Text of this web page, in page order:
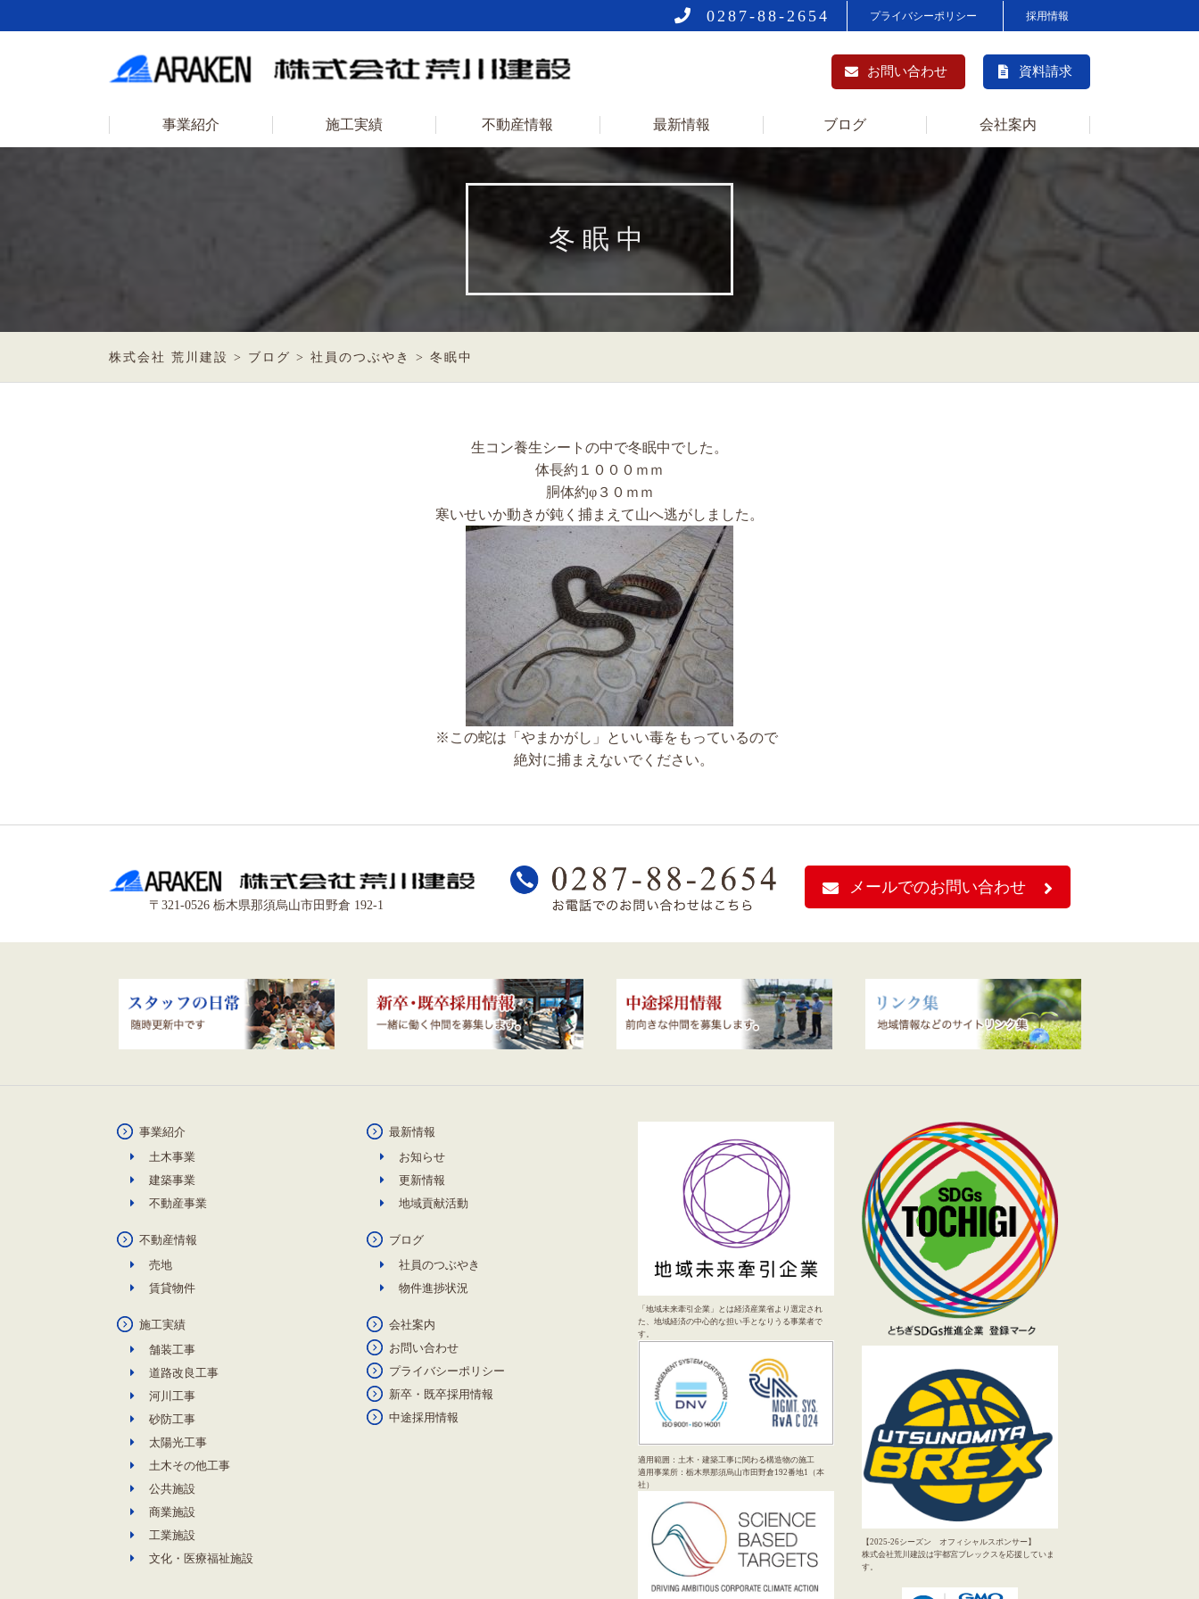
0287-88-2654 プライバシーポリシー 採用情報
お問い合わせ 資料請求
事業紹介 施工実績 不動産情報 最新情報 ブログ 会社案内
冬眠中
株式会社 荒川建設 > ブログ > 社員のつぶやき > 冬眠中
生コン養生シートの中で冬眠中でした。
体長約１０００ｍｍ
胴体約φ３０ｍｍ
寒いせいか動きが鈍く捕まえて山へ逃がしました。
※この蛇は「やまかがし」といい毒をもっているので
絶対に捕まえないでください。
〒321-0526 栃木県那須烏山市田野倉 192-1
メールでのお問い合わせ
事業紹介
土木事業
建築事業
不動産事業
不動産情報
売地
賃貸物件
施工実績
舗装工事
道路改良工事
河川工事
砂防工事
太陽光工事
土木その他工事
公共施設
商業施設
工業施設
文化・医療福祉施設
最新情報
お知らせ
更新情報
地域貢献活動
ブログ
社員のつぶやき
物件進捗状況
会社案内
お問い合わせ
プライバシーポリシー
新卒・既卒採用情報
中途採用情報
「地域未来牽引企業」とは経済産業省より選定され
た、地域経済の中心的な担い手となりうる事業者で
す。
適用範囲：土木・建築工事に関わる構造物の施工
適用事業所：栃木県那須烏山市田野倉192番地1（本
社）
【2025-26シーズン オフィシャルスポンサー】
株式会社荒川建設は宇都宮ブレックスを応援していま
す。